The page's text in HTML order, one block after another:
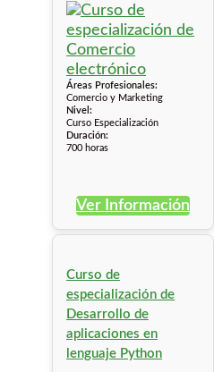
Áreas Profesionales:
Comercio y Marketing
Nivel:
Curso Especialización
Duración:
700 horas
Ver Información
Curso de
especialización de
Desarrollo de
aplicaciones en
lenguaje Python